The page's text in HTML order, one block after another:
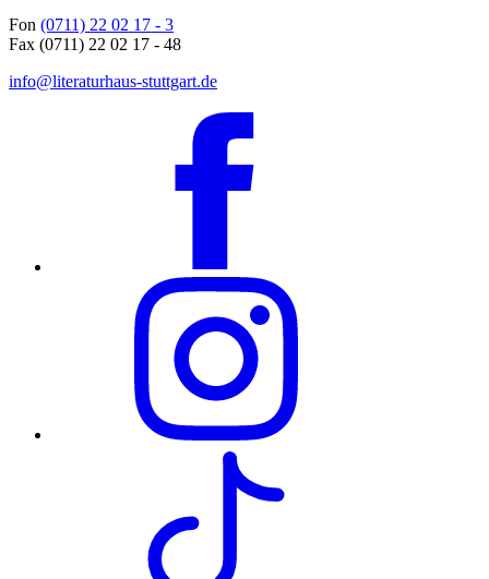
Fon (0711) 22 02 17 - 3
Fax (0711) 22 02 17 - 48
info@literaturhaus-stuttgart.de